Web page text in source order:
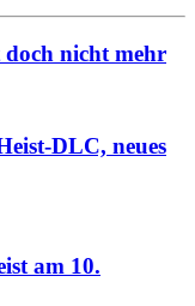
nicht mehr
DLC, neues
am 10.